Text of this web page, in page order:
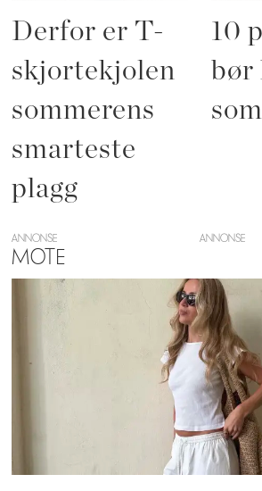
Derfor er T-
skjortekjolen
sommerens
smarteste
plagg
10
bør
ANNONSE
MOTE